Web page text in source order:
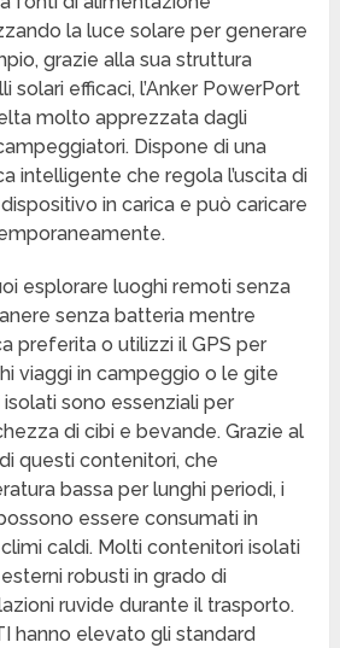
la luce solare per generare
grazie alla sua struttura
solari efficaci, l’Anker PowerPort
molto apprezzata dagli
Dispone di una
intelligente che regola l’uscita di
in carica e può caricare
esplorare luoghi remoti senza
senza batteria mentre
preferita o utilizzi il GPS per
viaggi in campeggio o le gite
sono essenziali per
di cibi e bevande. Grazie al
questi contenitori, che
bassa per lunghi periodi, i
essere consumati in
caldi. Molti contenitori isolati
robusti in grado di
ruvide durante il trasporto.
hanno elevato gli standard